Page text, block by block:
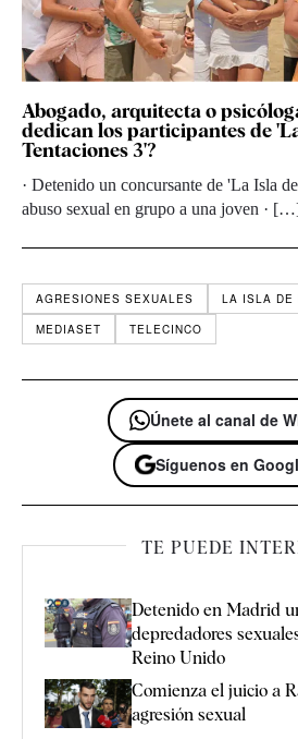
Abogado, arquitecta o
dedican los participantes de
Tentaciones 3'?
· Detenido un concursante de 'La Isla
abuso sexual en grupo a una joven ·
AGRESIONES SEXUALES
LA ISLA DE
MEDIASET
TELECINCO
Únete al canal de
Síguenos en
TE PUEDE
Detenido en Madrid
depredadores
Reino Unido
Comienza el juicio a
agresión sexual